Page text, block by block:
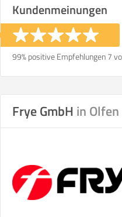
Kundenmeinungen
99% positive Empfehlungen 7
Frye GmbH in Olfen